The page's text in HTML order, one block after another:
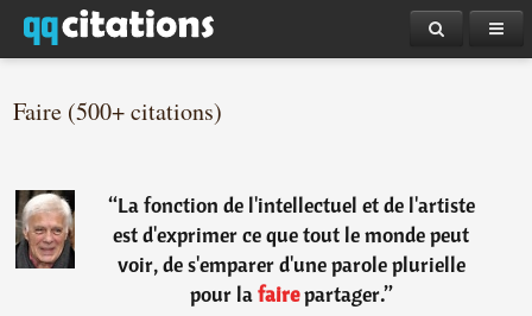
Faire (500+ citations)
“La fonction de l'intellectuel et de l'artiste
est d'exprimer ce que tout le monde peut
voir, de s'emparer d'une parole plurielle
pour lafairepartager.”